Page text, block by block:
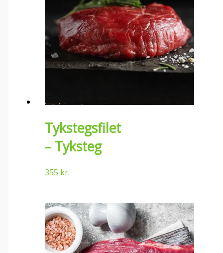
Tykstegsfilet
– Tyksteg
355 kr.